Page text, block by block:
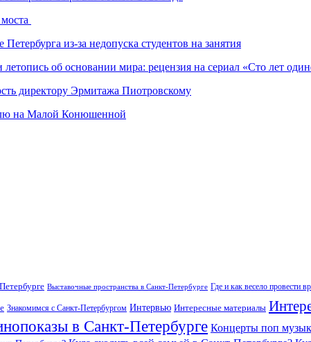
из-за недопуска студентов на занятия
об основании мира: рецензия на сериал «Сто лет
директору Эрмитажа Пиотровскому
на Малой Конюшенной
Выставочные пространства в Санкт-Петербурге Где и как весело провести
Знакомимся с Санкт-Петербургом Интервью Интересные материалы
в Санкт-Петербурге Концерты поп